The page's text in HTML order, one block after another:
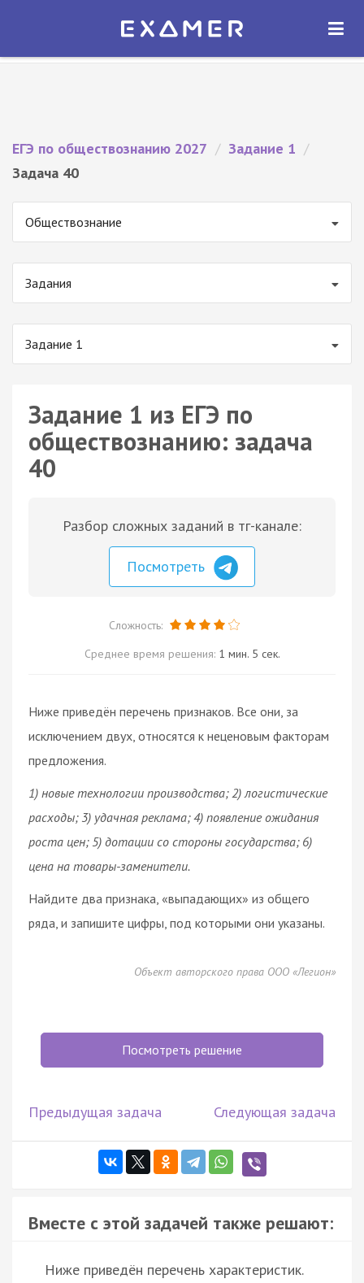
Экзамер — ЕГЭ 2027
ОТКРЫТЬ
ЕГЭ по обществознанию 2027 / Задание 1 /
Задача 40
Обществознание
Задания
Задание 1
Задание 1 из ЕГЭ по
обществознанию: задача
40
Разбор сложных заданий в тг-канале:
Посмотреть
Сложность:
Среднее время решения: 1 мин. 5 сек.
Ниже приведён перечень признаков. Все они, за
исключением двух, относятся к неценовым факторам
предложения.
1) новые технологии производства; 2) логистические
расходы; 3) удачная реклама; 4) появление ожидания
роста цен; 5) дотации со стороны государства; 6)
цена на товары-заменители.
Найдите два признака, «выпадающих» из общего
ряда, и запишите цифры, под которыми они указаны.
Объект авторского права ООО «Легион»
Посмотреть решение
Предыдущая задача Следующая задача
Вместе с этой задачей также решают:
Ниже приведён перечень характеристик.